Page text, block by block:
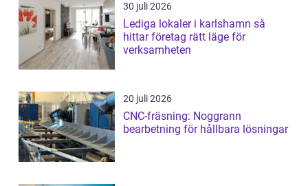
30 juli 2026
Lediga lokaler i karlshamn så
hittar företag rätt läge för
verksamheten
20 juli 2026
CNC-fräsning: Noggrann
bearbetning för hållbara lösningar